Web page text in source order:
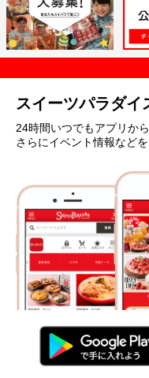
スイーツパラダイ
24時間いつでもアプリか
さらにイベント情報など